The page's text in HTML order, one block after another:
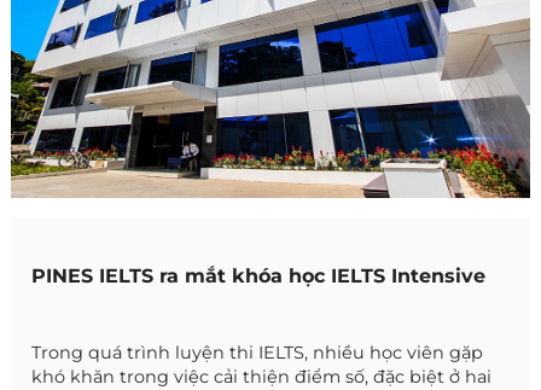
PINES IELTS ra mắt khóa học IELTS Intensive
Trong quá trình luyện thi IELTS, nhiều học viên gặp
khó khăn trong việc cải thiện điểm số, đặc biệt ở hai